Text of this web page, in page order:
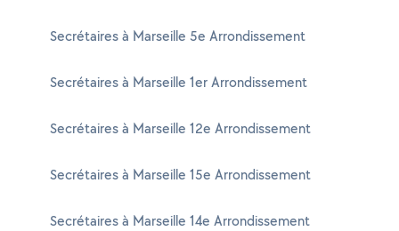
Secrétaires à Marseille 5e Arrondissement
Secrétaires à Marseille 1er Arrondissement
Secrétaires à Marseille 12e Arrondissement
Secrétaires à Marseille 15e Arrondissement
Secrétaires à Marseille 14e Arrondissement